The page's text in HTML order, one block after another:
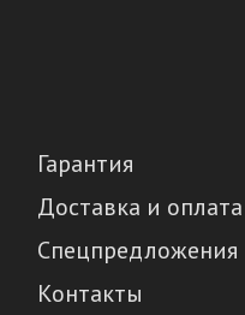
Гарантия
Доставка и оплата
Спецпредложения
Контакты